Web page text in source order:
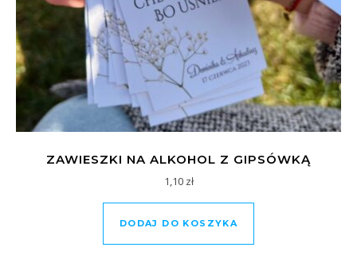
ZAWIESZKI NA ALKOHOL Z GIPSÓWKĄ
1,10 zł
DODAJ DO KOSZYKA